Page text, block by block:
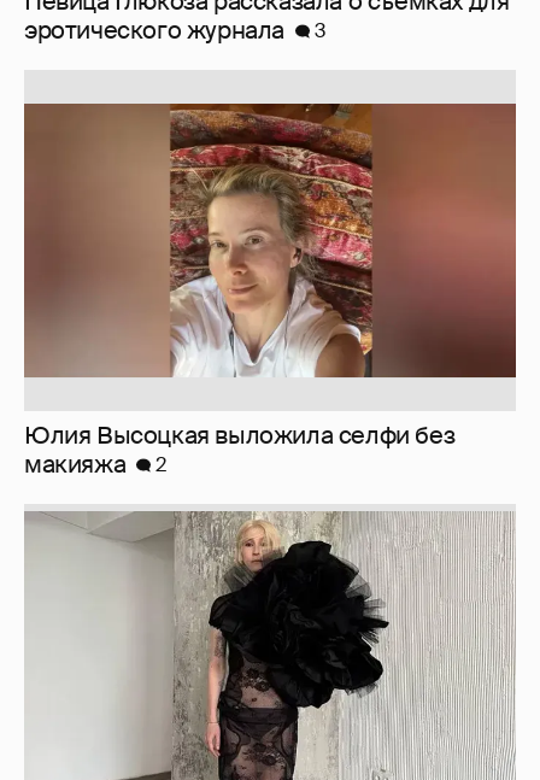
Юлия Высоцкая выложила селфи без
Журналистка Сулим примерила новый